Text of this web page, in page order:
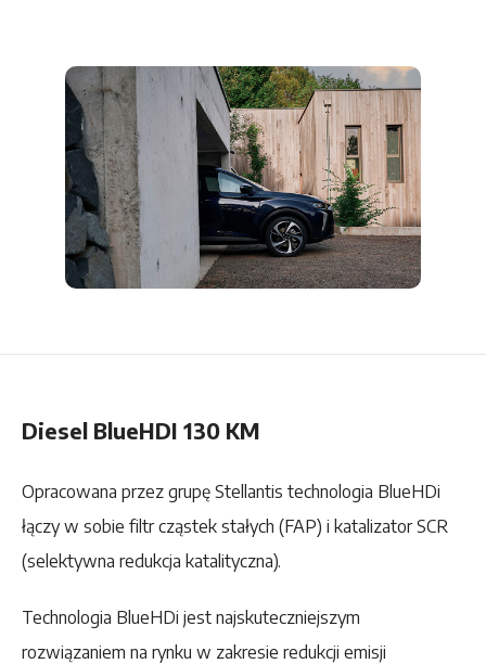
Diesel BlueHDI 130 KM
Opracowana przez grupę Stellantis technologia BlueHDi
łączy w sobie filtr cząstek stałych (FAP) i katalizator SCR
(selektywna redukcja katalityczna).
Technologia BlueHDi jest najskuteczniejszym
rozwiązaniem na rynku w zakresie redukcji emisji